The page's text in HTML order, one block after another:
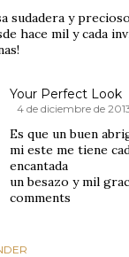
sudadera y
hace mil y cada
Your Perfect Look
4 de diciembre de 2013
Es que un buen
mi este me tiene
encantada
un besazo y mil
comments